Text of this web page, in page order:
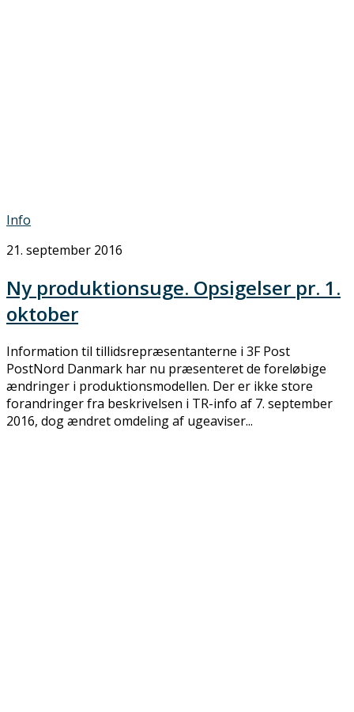
Info
21. september 2016
Ny produktionsuge. Opsigelser pr. 1.
oktober
Information til tillidsrepræsentanterne i 3F Post
PostNord Danmark har nu præsenteret de foreløbige
ændringer i produktionsmodellen. Der er ikke store
forandringer fra beskrivelsen i TR-info af 7. september
2016, dog ændret omdeling af ugeaviser...